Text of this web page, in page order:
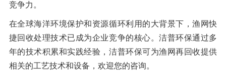
竞争力。
在全球海洋环境保护和资源循环利用的大背景下，渔网快
捷回收处理技术已成为企业竞争的核心。洁普环保通过多
年的技术积累和实践经验，洁普环保可为渔网再回收提供
相关的工艺技术和设备，欢迎您的咨询。